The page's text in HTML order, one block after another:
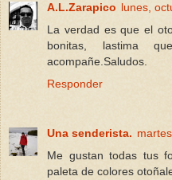
A.L.Zarapico lunes,
La verdad es que el
bonitas, lastima
acompañe.Saludos.
Responder
Una senderista.
Me gustan todas tus
paleta de colores